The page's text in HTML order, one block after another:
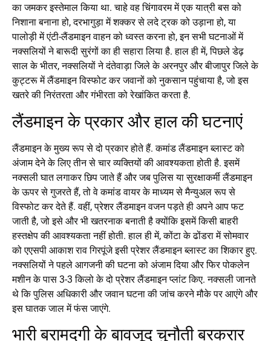
का जमकर इस्तेमाल किया था. चाहे वह चिंगावरम में एक यात्री बस को
निशाना बनाना हो, दरभागुड़ा में शक्कर से लदे ट्रक को उड़ाना हो, या
पालोड़ी में एंटी-लैंडमाइन वाहन को ध्वस्त करना हो, इन सभी घटनाओं में
नक्सलियों ने बारूदी सुरंगों का ही सहारा लिया है. हाल ही में, पिछले डेढ़
साल के भीतर, नक्सलियों ने दंतेवाड़ा जिले के अरनपुर और बीजापुर जिले के
कुट्टरू में लैंडमाइन विस्फोट कर जवानों को नुकसान पहुंचाया है, जो इस
खतरे की निरंतरता और गंभीरता को रेखांकित करता है.
लैंडमाइन के प्रकार और हाल की घटनाएं
लैंडमाइन के मुख्य रूप से दो प्रकार होते हैं. कमांड लैंडमाइन ब्लास्ट को
अंजाम देने के लिए तीन से चार व्यक्तियों की आवश्यकता होती है. इसमें
नक्सली घात लगाकर छिप जाते हैं और जब पुलिस या सुरक्षाकर्मी लैंडमाइन
के ऊपर से गुजरते हैं, तो वे कमांड वायर के माध्यम से मैन्युअल रूप से
विस्फोट कर देते हैं. वहीं, प्रेशर लैंडमाइन वजन पड़ते ही अपने आप फट
जाती है, जो इसे और भी खतरनाक बनाती है क्योंकि इसमें किसी बाहरी
हस्तक्षेप की आवश्यकता नहीं होती. हाल ही में, कोंटा के ढोंडरा में सोमवार
को एएसपी आकाश राव गिरपूंजे इसी प्रेशर लैंडमाइन ब्लास्ट का शिकार हुए.
नक्सलियों ने पहले आगजनी की घटना को अंजाम दिया और फिर पोकलेन
मशीन के पास 3-3 किलो के दो प्रेशर लैंडमाइन प्लांट किए. नक्सली जानते
थे कि पुलिस अधिकारी और जवान घटना की जांच करने मौके पर आएंगे और
इस घातक जाल में फंस जाएंगे.
भारी बरामदगी के बावजूद चुनौती बरकरार